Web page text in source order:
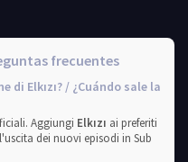
frecuentes
Elkızı? / ¿Cuándo sale la
Aggiungi Elkızı ai preferiti
dei nuovi episodi in Sub